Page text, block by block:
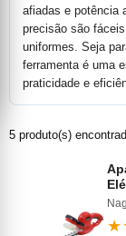
afiadas e potência
precisão são
uniformes. Seja
ferramenta é uma
praticidade e
5 produto(s)